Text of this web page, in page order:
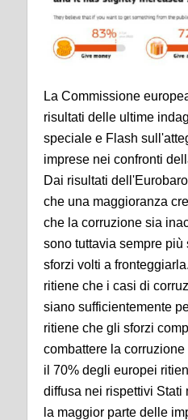
La Commissione
risultati delle ultime
speciale e Flash
imprese nei confronti
Dai risultati
che una maggioranza
che la corruzione sia
sono tuttavia sempre più
sforzi volti a
ritiene che i casi di
siano sufficientemente
ritiene che gli sforzi
combattere la
il 70% degli europei
diffusa nei rispettivi Stati
la maggior parte delle